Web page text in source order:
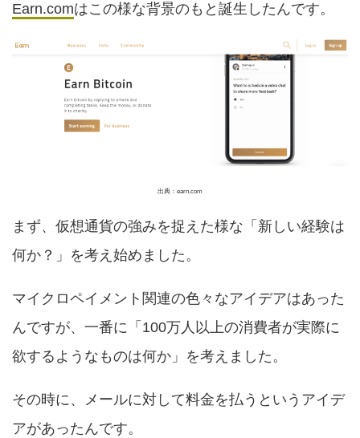
Earn.comはこの様な背景のもと誕生したんです。
出典：earn.com
まず、仮想通貨の強みを捉えた様な「新しい経験は
何か？」を考え始めました。
マイクロペイメント関連の色々なアイデアはあった
んですが、一番に「100万人以上の消費者が実際に
欲するようなものは何か」を考えました。
その時に、メールに対して料金を払うというアイデ
アがあったんです。